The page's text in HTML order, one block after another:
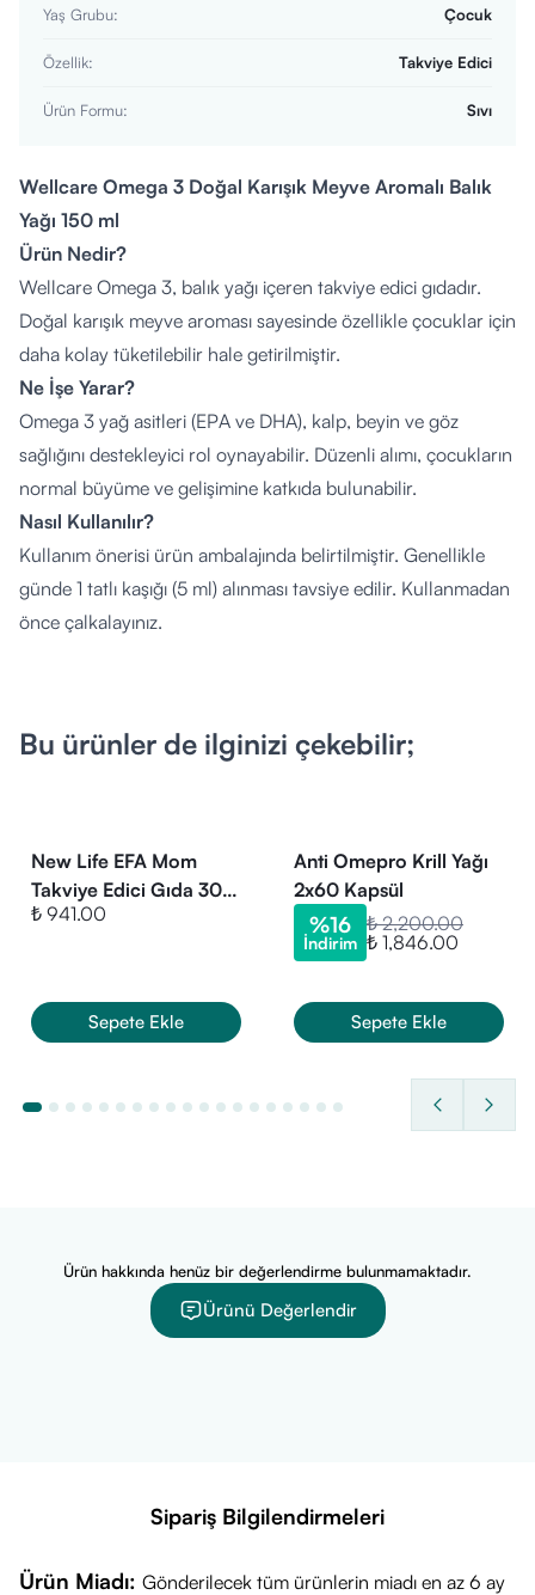
Yaş Grubu: Çocuk
Özellik: Takviye Edici
Ürün Formu: Sıvı
Wellcare Omega 3 Doğal Karışık Meyve Aromalı Balık
Yağı 150 ml
Ürün Nedir?
Wellcare Omega 3, balık yağı içeren takviye edici gıdadır.
Doğal karışık meyve aroması sayesinde özellikle çocuklar için
daha kolay tüketilebilir hale getirilmiştir.
Ne İşe Yarar?
Omega 3 yağ asitleri (EPA ve DHA), kalp, beyin ve göz
sağlığını destekleyici rol oynayabilir. Düzenli alımı, çocukların
normal büyüme ve gelişimine katkıda bulunabilir.
Nasıl Kullanılır?
Kullanım önerisi ürün ambalajında belirtilmiştir. Genellikle
günde 1 tatlı kaşığı (5 ml) alınması tavsiye edilir. Kullanmadan
önce çalkalayınız.
Meyve aromasıyla daha kolay tüketim arayanlar
Doğal karışık meyve aroması
Şeker içermez
Sıvı formda, pratik kullanım
Bu ürünler de ilginizi çekebilir;
New Life EFA Mom
Takviye Edici Gıda 30
Kapsül
₺ 941.00
Sepete Ekle
Anti Omepro Krill Yağı
2x60 Kapsül
%16
İndirim
₺ 2,200.00
₺ 1,846.00
Sepete Ekle
Ürün hakkında henüz bir değerlendirme bulunmamaktadır.
Ürünü Değerlendir
Sipariş Bilgilendirmeleri
Ürün Miadı: Gönderilecek tüm ürünlerin miadı en az 6 ay